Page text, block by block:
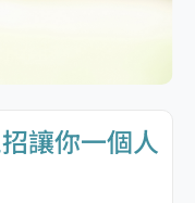
讓你一個人